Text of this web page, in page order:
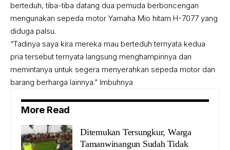
berteduh, tiba-tiba datang dua pemuda berboncengan
mengunakan sepeda motor Yamaha Mio hitam H-7077 yang
diduga palsu.
“Tadinya saya kira mereka mau berteduh ternyata kedua
pria tersebut ternyata langsung menghampirinya dan
memintanya untuk segera menyerahkan sepeda motor dan
barang berharga lainnya.” Imbuhnya
More Read
Ditemukan Tersungkur, Warga
Tamanwinangun Sudah Tidak